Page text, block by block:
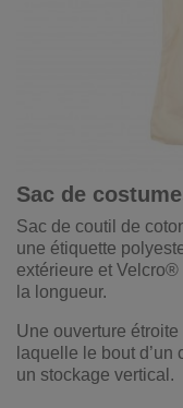
Sac de
Sac de coutil de
une étiquette
extérieure et
la longueur.
Une ouverture
laquelle le bout
un stockage vertical.